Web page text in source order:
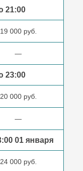
21:00
19 000 руб.
—
23:00
20 000 руб.
—
01 января
24 000 руб.